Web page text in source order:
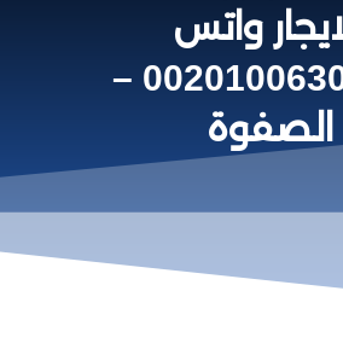
واتس
00201006307526 –
الصفوة